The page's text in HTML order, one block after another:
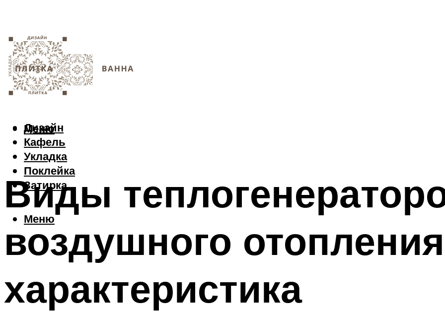
Дизайн
Кафель
Укладка
Поклейка
Затирка
Меню
Меню
Виды
воздушного
характеристика